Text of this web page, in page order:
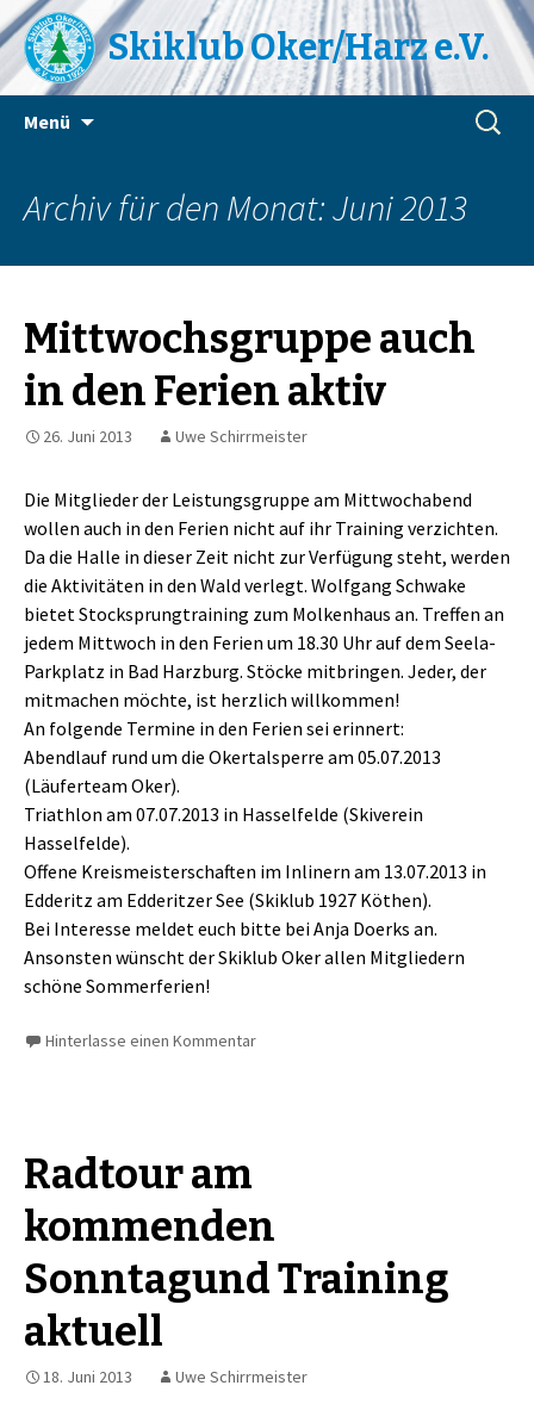
Skiklub Oker/Harz e.V.
Menü
Suchen
nach:
Archiv für den Monat: Juni 2013
Mittwochsgruppe auch
in den Ferien aktiv
26. Juni 2013 Uwe Schirrmeister
Die Mitglieder der Leistungsgruppe am Mittwochabend
wollen auch in den Ferien nicht auf ihr Training verzichten.
Da die Halle in dieser Zeit nicht zur Verfügung steht, werden
die Aktivitäten in den Wald verlegt. Wolfgang Schwake
bietet Stocksprungtraining zum Molkenhaus an. Treffen an
jedem Mittwoch in den Ferien um 18.30 Uhr auf dem Seela-
Parkplatz in Bad Harzburg. Stöcke mitbringen. Jeder, der
mitmachen möchte, ist herzlich willkommen!
An folgende Termine in den Ferien sei erinnert:
Abendlauf rund um die Okertalsperre am 05.07.2013
(Läuferteam Oker).
Triathlon am 07.07.2013 in Hasselfelde (Skiverein
Hasselfelde).
Offene Kreismeisterschaften im Inlinern am 13.07.2013 in
Edderitz am Edderitzer See (Skiklub 1927 Köthen).
Bei Interesse meldet euch bitte bei Anja Doerks an.
Ansonsten wünscht der Skiklub Oker allen Mitgliedern
schöne Sommerferien!
Hinterlasse einen Kommentar
Radtour am
kommenden
Sonntagund Training
aktuell
18. Juni 2013 Uwe Schirrmeister